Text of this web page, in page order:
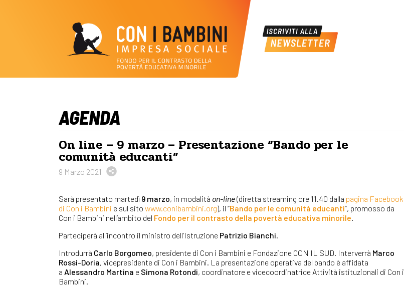
AGENDA
On line – 9 marzo – Presentazione “Bando per le
comunità educanti”
9 Marzo 2021
Sarà presentato martedì 9 marzo, in modalità on-line(diretta streaming ore 11.40 dalla pagina Facebook
di Con i Bambini e sul sito www.conibambini.org), il “Bando per le comunità educanti”, promosso da
Con i Bambini nell’ambito del Fondo per il contrasto della povertà educativa minorile
Parteciperà all’incontro il ministro dell’Istruzione Patrizio Bianchi
Introdurrà Carlo Borgomeo, presidente di Con i Bambini e Fondazione CON IL SUD. Interverrà Marco
Rossi-Doria, vicepresidente di Con i Bambini. La presentazione operativa del bando è affidata
a Alessandro Martina e Simona Rotondi, coordinatore e vicecoordinatrice Attività istituzionali di Con i
Bambini.